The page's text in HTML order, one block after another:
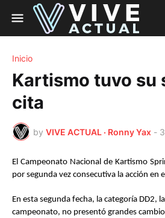
Inicio
Kartismo tuvo su
cita
by VIVE ACTUAL · Ronny Yax -
El Campeonato Nacional de Kartismo
por segunda vez consecutiva la acción en
En esta segunda fecha, la categoría DD2,
campeonato, no presentó grandes